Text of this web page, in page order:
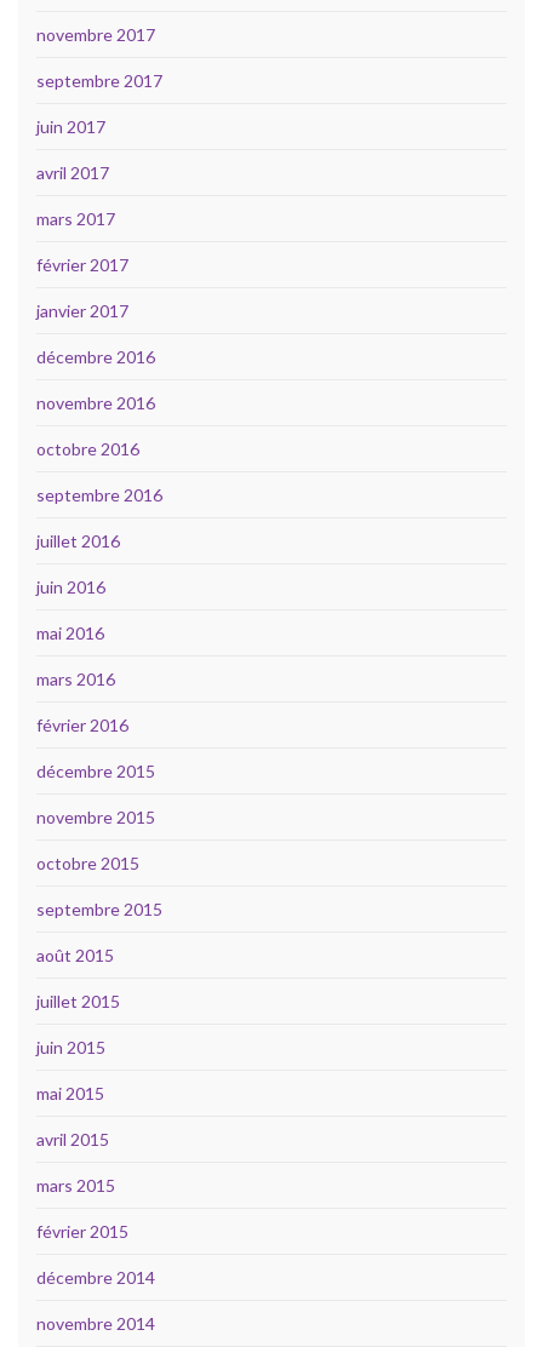
novembre 2017
septembre 2017
juin 2017
avril 2017
mars 2017
février 2017
janvier 2017
décembre 2016
novembre 2016
octobre 2016
septembre 2016
juillet 2016
juin 2016
mai 2016
mars 2016
février 2016
décembre 2015
novembre 2015
octobre 2015
septembre 2015
août 2015
juillet 2015
juin 2015
mai 2015
avril 2015
mars 2015
février 2015
décembre 2014
novembre 2014